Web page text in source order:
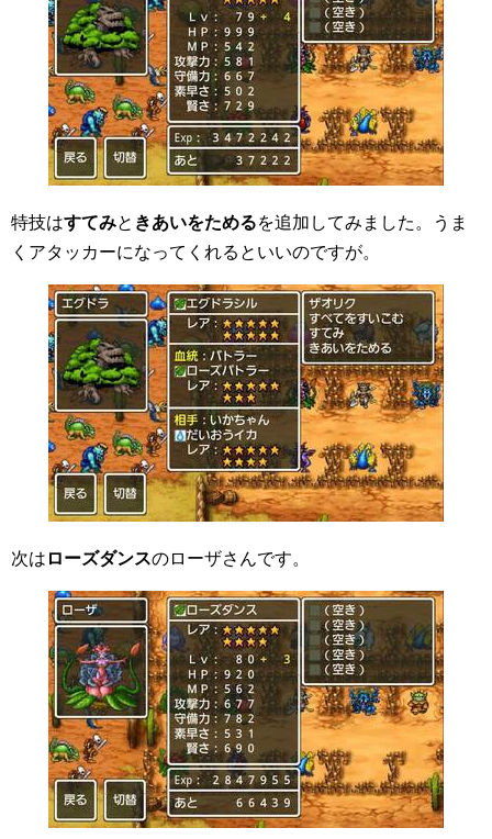
特技はすてみと きあいをためるを追加してみました。うま
くアタッカーになってくれるといいのですが。
次は ローズダンスのローザさんです。